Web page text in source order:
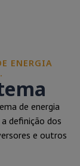
ENERGIA
de energia
definição dos
e outros